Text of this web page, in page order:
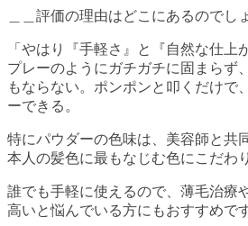
＿＿評価の理由はどこにあるのでし
「やはり『手軽さ』と『自然な仕上
プレーのようにガチガチに固まらず
もならない。ポンポンと叩くだけで
ーできる。
特にパウダーの色味は、美容師と共
本人の髪色に最もなじむ色にこだわ
誰でも手軽に使えるので、薄毛治療
高いと悩んでいる方にもおすすめです